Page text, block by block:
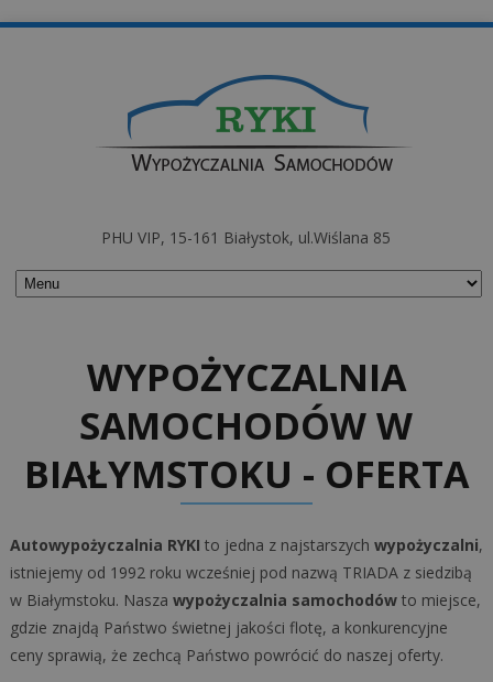
PHU VIP, 15-161 Białystok, ul.Wiślana 85
WYPOŻYCZALNIA
SAMOCHODÓW W
BIAŁYMSTOKU - OFERTA
Autowypożyczalnia RYKI to jedna z najstarszych wypożyczalni,
istniejemy od 1992 roku wcześniej pod nazwą TRIADA z siedzibą
w Białymstoku. Nasza wypożyczalnia samochodówto miejsce,
gdzie znajdą Państwo świetnej jakości flotę, a konkurencyjne
ceny sprawią, że zechcą Państwo powrócić do naszej oferty.